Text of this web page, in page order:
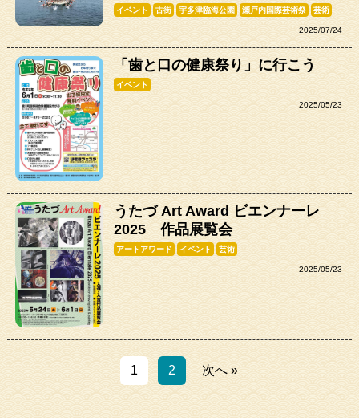
イベント 古街 宇多津臨海公園 瀬戸内国際芸術祭 芸術
2025/07/24
「歯と口の健康祭り」に行こう
イベント
2025/05/23
うたづ Art Award ビエンナーレ
2025 作品展覧会
アートアワード イベント 芸術
2025/05/23
1 2 次へ »